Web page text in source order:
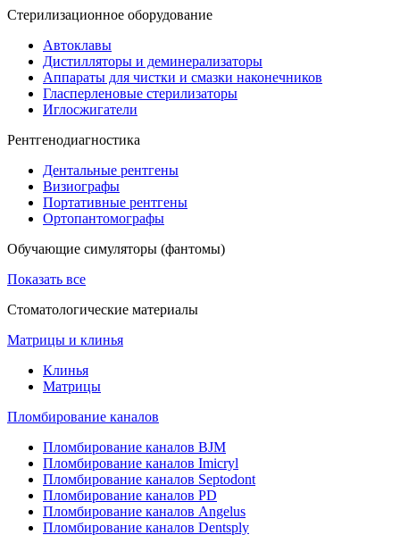
Стерилизационное оборудование
Автоклавы
Дистилляторы и деминерализаторы
Аппараты для чистки и смазки наконечников
Гласперленовые стерилизаторы
Иглосжигатели
Рентгенодиагностика
Дентальные рентгены
Визиографы
Портативные рентгены
Ортопантомографы
Обучающие симуляторы (фантомы)
Показать все
Стоматологические материалы
Матрицы и клинья
Клинья
Матрицы
Пломбирование каналов
Пломбирование каналов BJM
Пломбирование каналов Imicryl
Пломбирование каналов Septodont
Пломбирование каналов PD
Пломбирование каналов Angelus
Пломбирование каналов Dentsply